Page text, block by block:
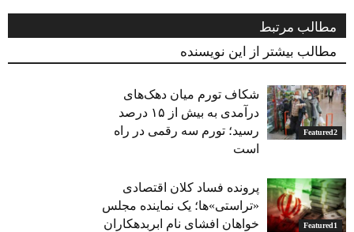
مطالب مرتبط
مطالب بیشتر از این نویسنده
Featured2
شکاف تورم میان دهک‌های
درآمدی به بیش از ۱۵ درصد
رسید؛ تورم سه رقمی در راه
است
Featured1
پرونده فساد کلان اقتصادی
«تراستی»ها؛ یک نماینده مجلس
خواهان افشای نام ابربدهکاران